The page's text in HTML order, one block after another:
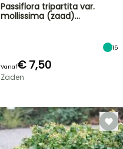
Passiflora tripartita var.
mollissima (zaad)…
15
Vanaf€ 7,50
Zaden